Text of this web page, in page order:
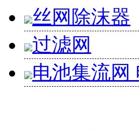
丝网除沫器
过滤网
电池集流网